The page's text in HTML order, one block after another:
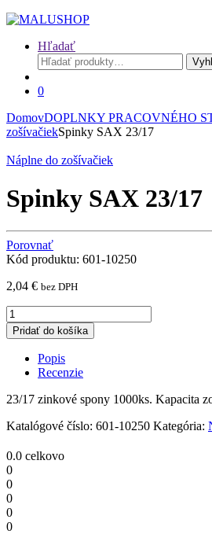
Hľadať
Hľadať:
0
DomovDOPLNKY PRACOVNÉHO
zošívačiekSpinky SAX 23/17
Náplne do zošívačiek
Spinky SAX 23/17
Porovnať
Kód produktu: 601-10250
2,04 € bez DPH
Spinky
SAX
23/17
quantity
Pridať do košíka
Popis
Recenzie
23/17 zinkové spony 1000ks. Kapacita
Katalógové číslo: 601-10250 Kategória:
0.0 celkovo
0
0
0
0
0